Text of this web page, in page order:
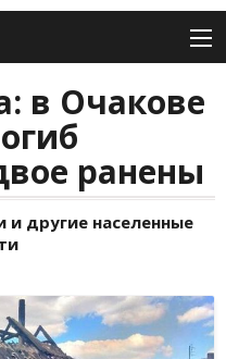
в Очакове
ранены
и другие населенные